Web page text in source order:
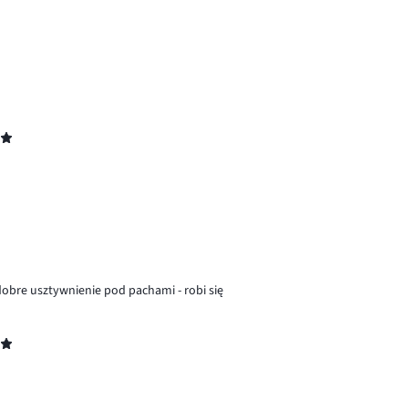
usztywnienie pod pachami - robi się